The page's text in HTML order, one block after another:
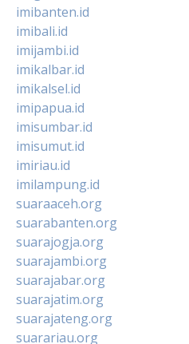
imibanten.id
imibali.id
imijambi.id
imikalbar.id
imikalsel.id
imipapua.id
imisumbar.id
imisumut.id
imiriau.id
imilampung.id
suaraaceh.org
suarabanten.org
suarajogja.org
suarajambi.org
suarajabar.org
suarajatim.org
suarajateng.org
suarariau.org